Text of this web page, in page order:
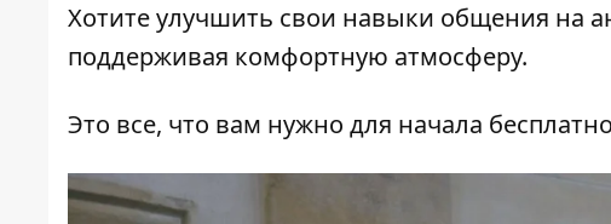
Хотите улучшить свои навыки общения на
поддерживая комфортную атмосферу.
Это все, что вам нужно для начала